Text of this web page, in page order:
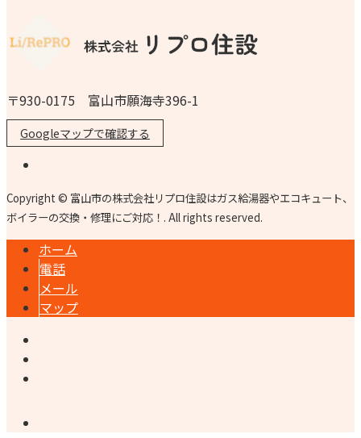
〒930-0175 富山市願海寺396-1
Googleマップで確認する
Copyright © 富山市の株式会社リプロ住設はガス給湯器やエコキュート、
ボイラーの交換・修理にご対応！. All rights reserved.
ホーム
電話
メール
マップ